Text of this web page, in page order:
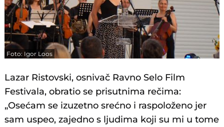
Foto: Igor Loos
Lazar Ristovski, osnivač Ravno Selo Film
Festivala, obratio se prisutnima rečima:
„Osećam se izuzetno srećno i raspoloženo jer
sam uspeo, zajedno s ljudima koji su mi u tome